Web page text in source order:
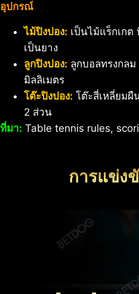
อุปกรณ์
ไม้ปิงปอง: เป็นไม้แร็กเก
เป็นยาง
ลูกปิงปอง: ลูกบอลทรงกล
มิลลิเมตร
โต๊ะปิงปอง: โต๊ะสี่เหลี่ยมผื
2 ส่วน
ที่มา: Table tennis rules,
การแข่ง